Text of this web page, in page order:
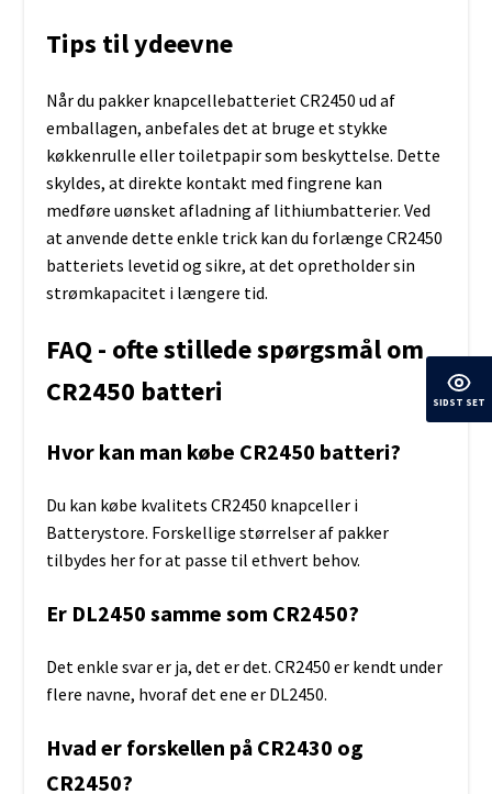
Tips til ydeevne
Når du pakker knapcellebatteriet CR2450 ud af
emballagen, anbefales det at bruge et stykke
køkkenrulle eller toiletpapir som beskyttelse. Dette
skyldes, at direkte kontakt med fingrene kan
medføre uønsket afladning af lithiumbatterier. Ved
at anvende dette enkle trick kan du forlænge CR2450
batteriets levetid og sikre, at det opretholder sin
strømkapacitet i længere tid.
FAQ - ofte stillede spørgsmål om
CR2450 batteri
Hvor kan man købe CR2450 batteri?
Du kan købe kvalitets CR2450 knapceller i
Batterystore. Forskellige størrelser af pakker
tilbydes her for at passe til ethvert behov.
Er DL2450 samme som CR2450?
Det enkle svar er ja, det er det. CR2450 er kendt under
flere navne, hvoraf det ene er DL2450.
Hvad er forskellen på CR2430 og
CR2450?
SIDST SET